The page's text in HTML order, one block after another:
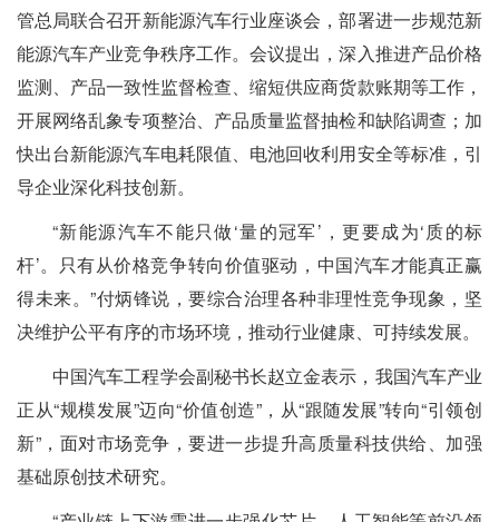
管总局联合召开新能源汽车行业座谈会，部署进一步规范新
能源汽车产业竞争秩序工作。会议提出，深入推进产品价格
监测、产品一致性监督检查、缩短供应商货款账期等工作，
开展网络乱象专项整治、产品质量监督抽检和缺陷调查；加
快出台新能源汽车电耗限值、电池回收利用安全等标准，引
导企业深化科技创新。
“新能源汽车不能只做‘量的冠军’，更要成为‘质的标
杆’。只有从价格竞争转向价值驱动，中国汽车才能真正赢
得未来。”付炳锋说，要综合治理各种非理性竞争现象，坚
决维护公平有序的市场环境，推动行业健康、可持续发展。
中国汽车工程学会副秘书长赵立金表示，我国汽车产业
正从“规模发展”迈向“价值创造”，从“跟随发展”转向“引领创
新”，面对市场竞争，要进一步提升高质量科技供给、加强
基础原创技术研究。